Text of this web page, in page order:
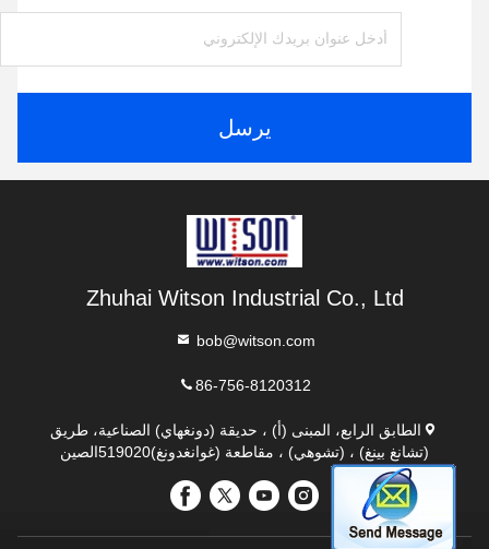
يرسل
Zhuhai Witson Industrial Co., Ltd
bob@witson.com
86-756-8120312
الطابق الرابع، المبنى (أ) ، حديقة (دونغهاي) الصناعية، طريق
(تشانغ بينغ) ، (تشوهي) ، مقاطعة (غوانغدونغ)519020الصين